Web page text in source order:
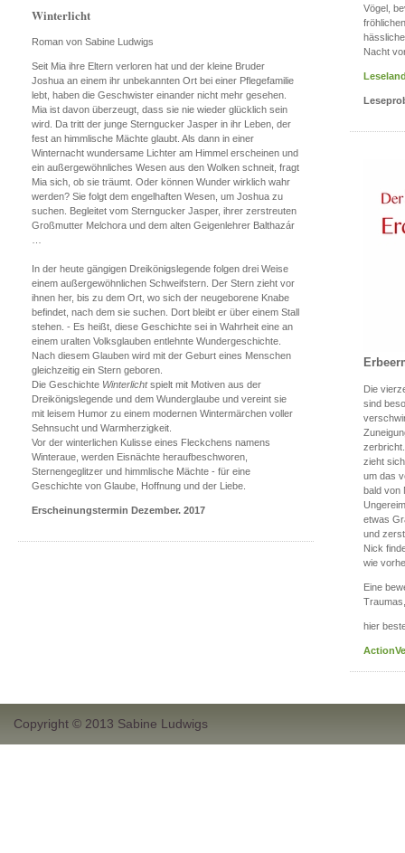
Winterlicht
Roman von Sabine Ludwigs
Seit Mia ihre Eltern verloren hat und der kleine Bruder
Joshua an einem ihr unbekannten Ort bei einer Pflegefamilie
lebt, haben die Geschwister einander nicht mehr gesehen.
Mia ist davon überzeugt, dass sie nie wieder glücklich sein
wird. Da tritt der junge Sterngucker Jasper in ihr Leben, der
fest an himmlische Mächte glaubt. Als dann in einer
Winternacht wundersame Lichter am Himmel erscheinen und
ein außergewöhnliches Wesen aus den Wolken schneit, fragt
Mia sich, ob sie träumt. Oder können Wunder wirklich wahr
werden? Sie folgt dem engelhaften Wesen, um Joshua zu
suchen. Begleitet vom Sterngucker Jasper, ihrer zerstreuten
Großmutter Melchora und dem alten Geigenlehrer Balthazár
In der heute gängigen Dreikönigslegende folgen drei Weise
einem außergewöhnlichen Schweifstern. Der Stern zieht vor
ihnen her, bis zu dem Ort, wo sich der neugeborene Knabe
befindet, nach dem sie suchen. Dort bleibt er über einem Stall
stehen. - Es heißt, diese Geschichte sei in Wahrheit eine an
einem uralten Volksglauben entlehnte Wundergeschichte.
Nach diesem Glauben wird mit der Geburt eines Menschen
gleichzeitig ein Stern geboren.
Die Geschichte Winterlichtspielt mit Motiven aus der
Dreikönigslegende und dem Wunderglaube und vereint sie
mit leisem Humor zu einem modernen Wintermärchen voller
Sehnsucht und Warmherzigkeit.
Vor der winterlichen Kulisse eines Fleckchens namens
Winteraue, werden Eisnächte heraufbeschworen,
Sternengeglitzer und himmlische Mächte - für eine
Geschichte von Glaube, Hoffnung und der Liebe.
Erscheinungstermin Dezember. 2017
Vögel,
Nacht
Die
sind
zieht
um das
bald von
etwas
und
Nick
wie
Eine
hier
Copyright © 2013 Sabine Ludwigs